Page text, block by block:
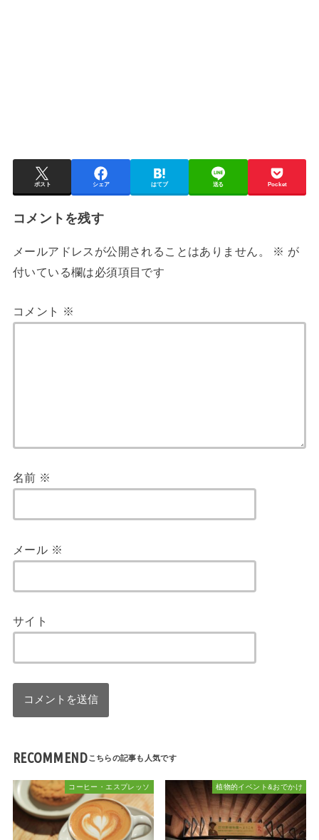
ポスト シェア はてブ 送る Pocket
コメントを残す
メールアドレスが公開されることはありません。 ※ が
付いている欄は必須項目です
コメント ※
名前 ※
メール ※
サイト
RECOMMEND
コーヒー・エスプレッソ 植物的イベント&おでかけ